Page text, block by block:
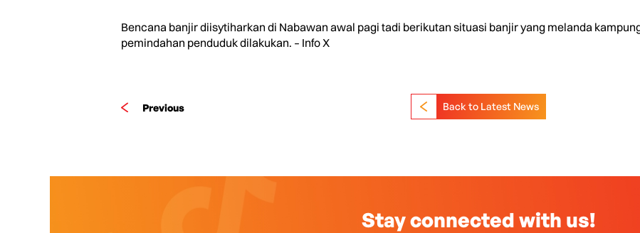
Bencana banjir diisytiharkan di Nabawan awal pagi tadi berikutan situasi banjir yang melanda
pemindahan penduduk dilakukan. – Info X
Previous Back to Latest News
Stay connected with us!